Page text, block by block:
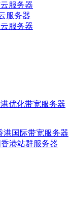
服务器
服务器
服务器
优化带宽服务器
港国际带宽服务器
港站群服务器